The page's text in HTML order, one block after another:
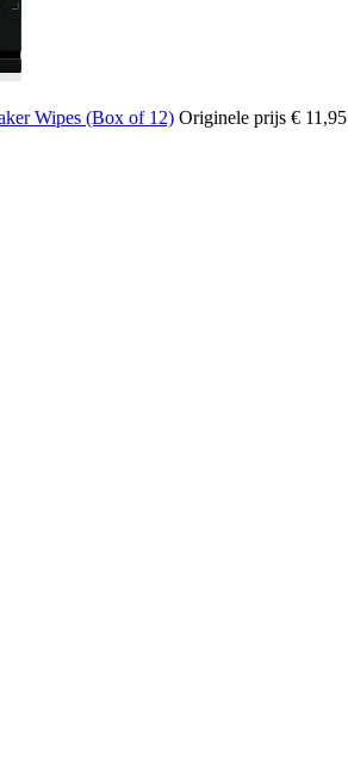
Wipes (Box of 12) Originele prijs € 11,95